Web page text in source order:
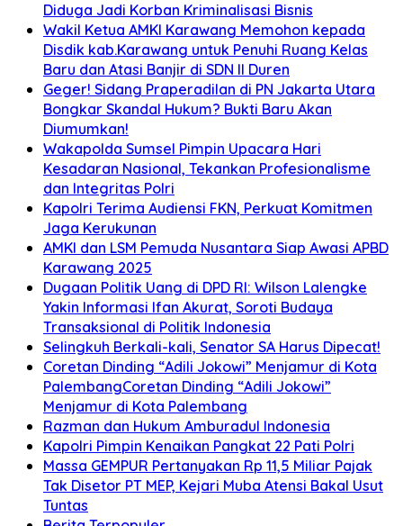
Diduga Jadi Korban Kriminalisasi Bisnis
Wakil Ketua AMKI Karawang Memohon kepada
Disdik kab.Karawang untuk Penuhi Ruang Kelas
Baru dan Atasi Banjir di SDN II Duren
Geger! Sidang Praperadilan di PN Jakarta Utara
Bongkar Skandal Hukum? Bukti Baru Akan
Diumumkan!
Wakapolda Sumsel Pimpin Upacara Hari
Kesadaran Nasional, Tekankan Profesionalisme
dan Integritas Polri
Kapolri Terima Audiensi FKN, Perkuat Komitmen
Jaga Kerukunan
AMKI dan LSM Pemuda Nusantara Siap Awasi APBD
Karawang 2025
Dugaan Politik Uang di DPD RI: Wilson Lalengke
Yakin Informasi Ifan Akurat, Soroti Budaya
Transaksional di Politik Indonesia
Selingkuh Berkali-kali, Senator SA Harus Dipecat!
Coretan Dinding “Adili Jokowi” Menjamur di Kota
PalembangCoretan Dinding “Adili Jokowi”
Menjamur di Kota Palembang
Razman dan Hukum Amburadul Indonesia
Kapolri Pimpin Kenaikan Pangkat 22 Pati Polri
Massa GEMPUR Pertanyakan Rp 11,5 Miliar Pajak
Tak Disetor PT MEP, Kejari Muba Atensi Bakal Usut
Tuntas